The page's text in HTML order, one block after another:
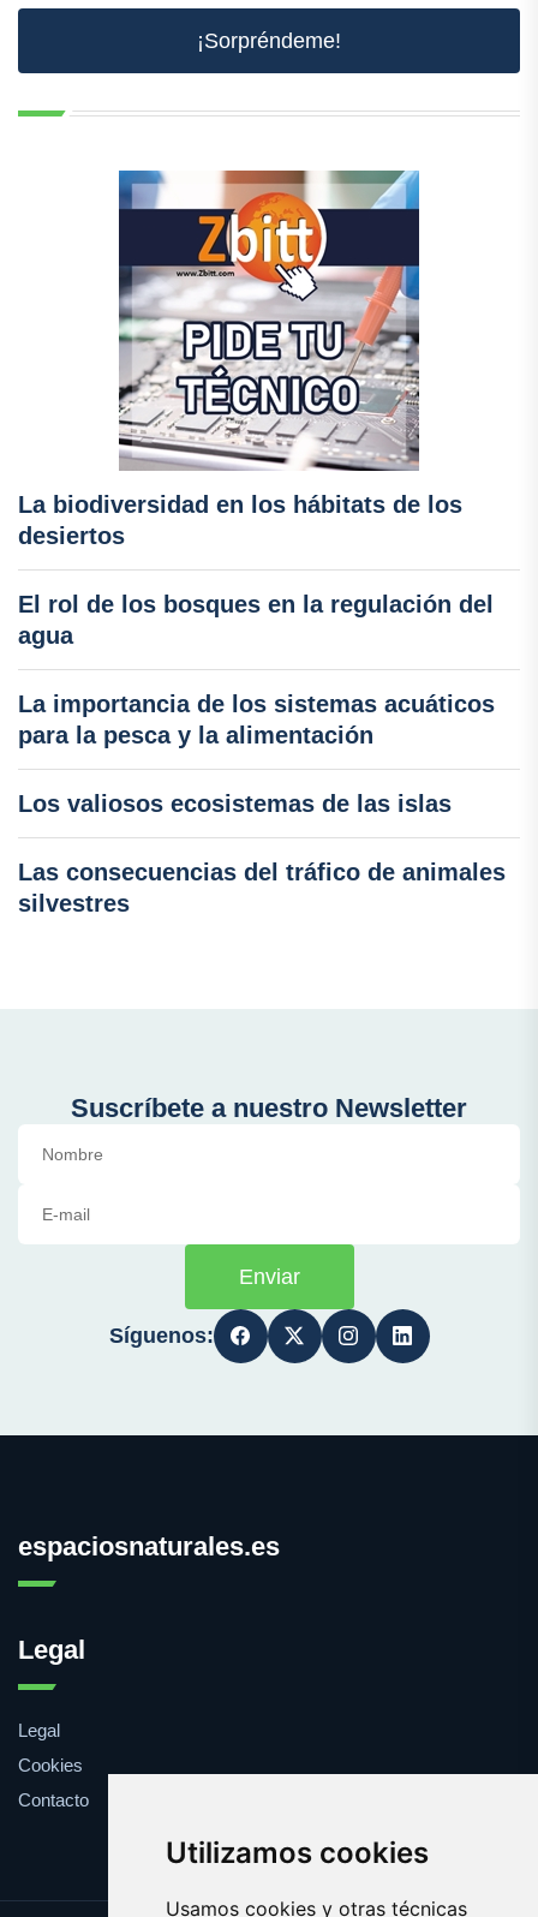
Utilizamos cookies
Usamos cookies y otras técnicas
¡Sorpréndeme!
La biodiversidad en los hábitats de los
desiertos
El rol de los bosques en la regulación del
agua
La importancia de los sistemas acuáticos
para la pesca y la alimentación
Los valiosos ecosistemas de las islas
Las consecuencias del tráfico de animales
silvestres
Suscríbete a nuestro Newsletter
Enviar
Síguenos:
espaciosnaturales.es
Legal
Legal
Cookies
Contacto